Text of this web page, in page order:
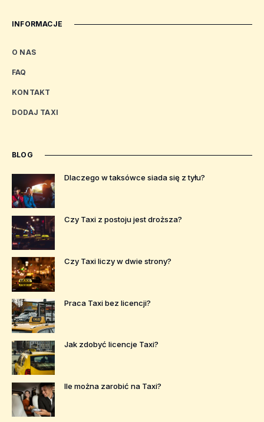
INFORMACJE
O NAS
FAQ
KONTAKT
DODAJ TAXI
BLOG
Dlaczego w taksówce siada się z tyłu?
Czy Taxi z postoju jest droższa?
Czy Taxi liczy w dwie strony?
Praca Taxi bez licencji?
Jak zdobyć licencje Taxi?
Ile można zarobić na Taxi?